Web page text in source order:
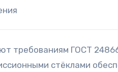
требованиям ГОСТ
стёклами